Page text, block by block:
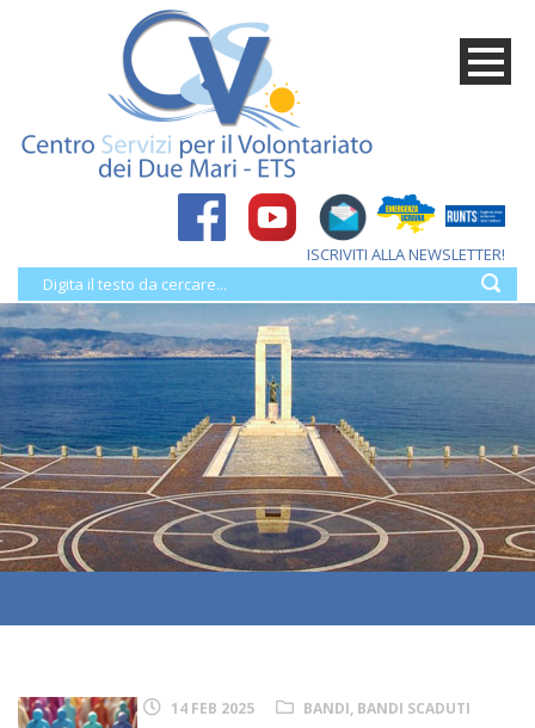
ISCRIVITI ALLA NEWSLETTER!
14 FEB 2025 BANDI, BANDI SCADUTI